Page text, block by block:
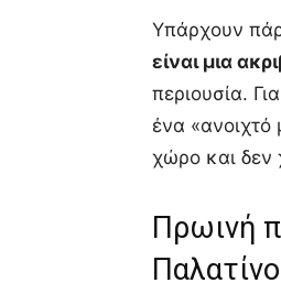
Υπάρχουν
είναι μια
περιουσία.
ένα «ανοιχτό
χώρο και δεν
Πρωινή